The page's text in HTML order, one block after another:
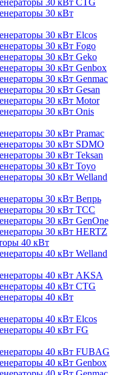
30 кВт CTG
30 кВт
30 кВт Elcos
30 кВт Fogo
30 кВт Geko
30 кВт Genbox
30 кВт Genmac
30 кВт Gesan
30 кВт Motor
30 кВт Onis
30 кВт Pramac
30 кВт SDMO
30 кВт Teksan
30 кВт Toyo
30 кВт Welland
30 кВт Вепрь
30 кВт ТСС
30 кВт GenOne
30 кВт HERTZ
40 кВт
40 кВт Welland
40 кВт AKSA
40 кВт CTG
40 кВт
40 кВт Elcos
40 кВт FG
40 кВт FUBAG
40 кВт Genbox